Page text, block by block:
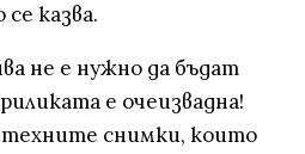
казва.
не е нужно да бъдат
е очеизвадна!
снимки, които